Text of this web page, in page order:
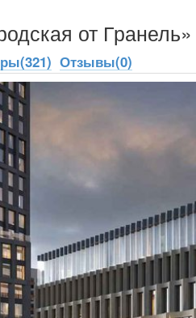
от Гранель»
Отзывы(0)